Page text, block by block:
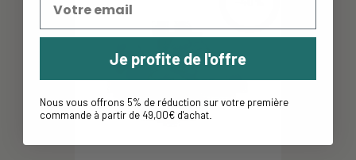
Je profite de l'offre
Nous vous offrons 5% de réduction sur votre première
commande à partir de 49,00€ d'achat.